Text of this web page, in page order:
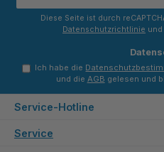
*
Diese Seite ist durch
Datenschutzrichtlinie und
Ich habe die
und die AGB gelesen und
Service-Hotline
Service